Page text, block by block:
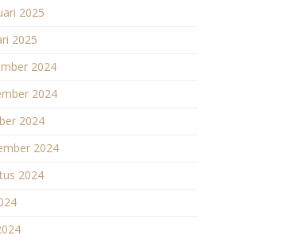
2025
2025
2024
2024
2024
2024
2024